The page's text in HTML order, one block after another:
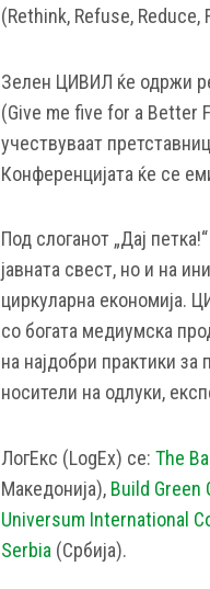
(Rethink, Refuse, Reduce,
Зелен ЦИВИЛ ќе одржи
(Give me five for a Better
учествуваат
Конференцијата ќе се
Под слоганот „Дај
јавната свест, но и на
циркуларна економија.
со богата медиумска
на најдобри практики
носители на одлуки,
ЛогЕкс (LogEx) се: The
Македонија), Build Green
Universum International
Serbia (Србија).